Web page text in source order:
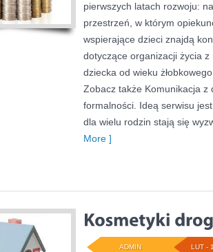
pierwszych latach rozwoju:
przestrzeń, w którym
wspierające dzieci znajdą
dotyczące organizacji życia
dziecka od wieku
Zobacz także Komunikacja z
formalności. Ideą serwisu
dla wielu rodzin stają się
More ]
LUT -
ADMIN